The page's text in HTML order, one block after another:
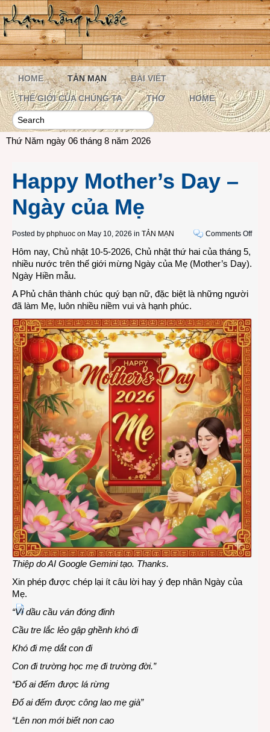
HOME TẢN MẠN BÀI VIẾT
THẾ GIỚI CỦA CHÚNG TA THƠ HOME
Thứ Năm ngày 06 tháng 8 năm 2026
Happy Mother’s Day –
Ngày của Mẹ
Posted by phphuoc on May 10, 2026 in TẢN MẠN Comments Offon
Hôm nay, Chủ nhật 10-5-2026, Chủ nhật thứ hai của tháng 5,
nhiều nước trên thế giới mừng Ngày của Mẹ (Mother’s Day).
Ngày Hiền mẫu.
A Phủ chân thành chúc quý bạn nữ, đặc biệt là những người
đã làm Mẹ, luôn nhiều niềm vui và hạnh phúc.
Thiệp do AI Google Gemini tạo. Thanks.
Xin phép được chép lại ít câu lời hay ý đẹp nhân Ngày của
Mẹ.
“Ví dầu cầu ván đóng đinh
Cầu tre lắc lẻo gập ghềnh khó đi
Khó đi mẹ dắt con đi
Con đi trường học mẹ đi trường đời.”
“Đố ai đếm được lá rừng
Đố ai đếm được công lao mẹ già”
“Lên non mới biết non cao